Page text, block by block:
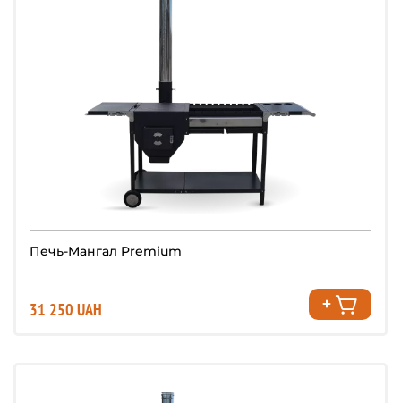
Печь-Мангал Premium
31 250 UAH